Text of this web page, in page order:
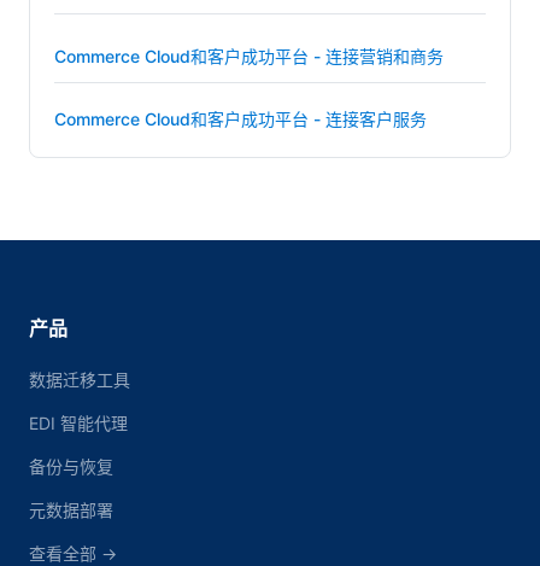
Commerce Cloud和客户成功平台 - 连接营销和商务
Commerce Cloud和客户成功平台 - 连接客户服务
产品
数据迁移工具
EDI 智能代理
备份与恢复
元数据部署
查看全部 →